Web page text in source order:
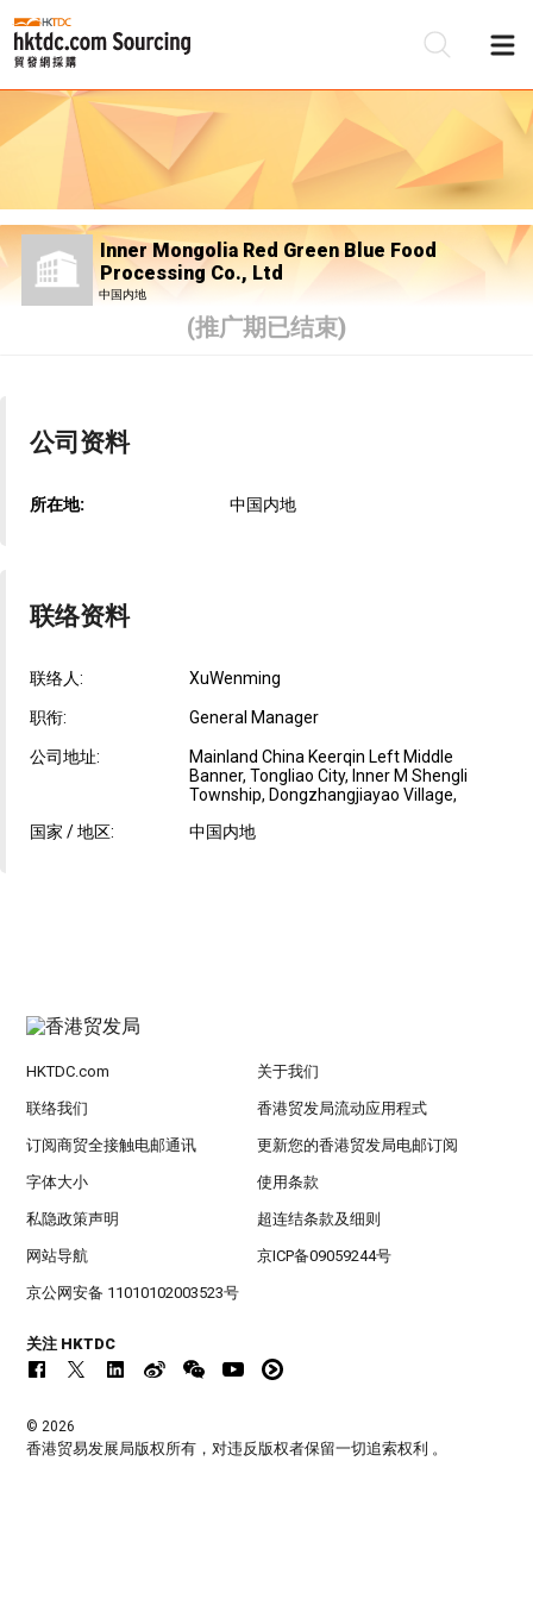
Inner Mongolia Red Green Blue Food
Processing Co., Ltd
中国内地
(推广期已结束)
公司资料
所在地: 中国内地
联络资料
联络人: XuWenming
职衔: General Manager
公司地址:
Mainland China Keerqin Left Middle
Banner, Tongliao City, Inner M Shengli
Township, Dongzhangjiayao Village,
国家 / 地区:
中国内地
HKTDC.com 关于我们
联络我们 香港贸发局流动应用程式
订阅商贸全接触电邮通讯 更新您的香港贸发局电邮订阅
字体大小 使用条款
私隐政策声明 超连结条款及细则
网站导航 京ICP备09059244号
京公网安备 11010102003523号
关注 HKTDC
© 2026
香港贸易发展局版权所有，对违反版权者保留一切追索权利 。